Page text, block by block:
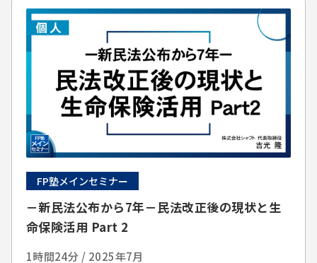
FP塾メインセミナー
－新民法公布から7年－民法改正後の現状と生
命保険活用 Part 2
1時間24分 / 2025年7月